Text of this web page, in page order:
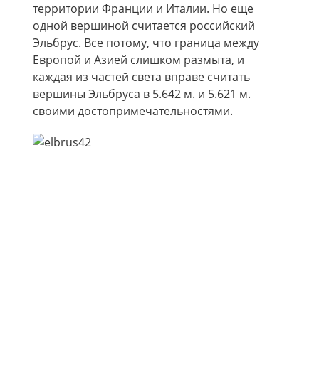
территории Франции и Италии. Но еще
одной вершиной считается российский
Эльбрус. Все потому, что граница между
Европой и Азией слишком размыта, и
каждая из частей света вправе считать
вершины Эльбруса в 5.642 м. и 5.621 м.
своими достопримечательностями.